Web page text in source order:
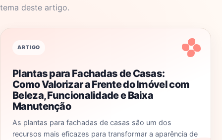
tema deste artigo.
ARTIGO
Plantas para Fachadas de Casas:
Como Valorizar a Frente do Imóvel com
Beleza, Funcionalidade e Baixa
Manutenção
As plantas para fachadas de casas são um dos
recursos mais eficazes para transformar a aparência de